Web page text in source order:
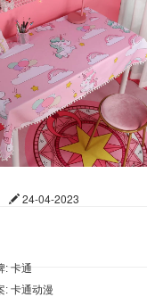
24-04-2023
: 卡通
: 卡通动漫